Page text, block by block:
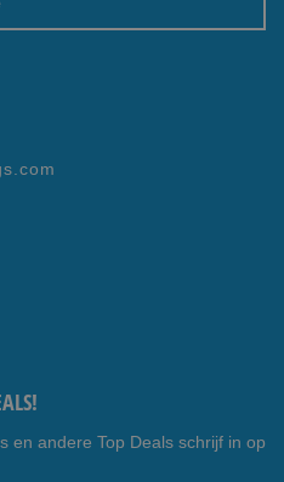
en andere Top Deals schrijf in op